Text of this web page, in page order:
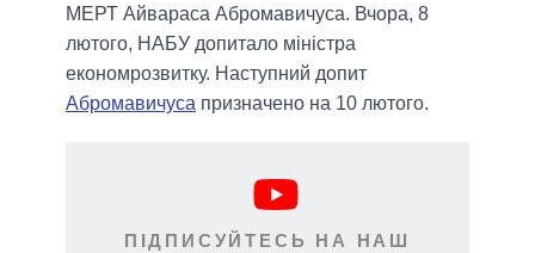
МЕРТ Айвараса Абромавичуса. Вчора, 8
лютого, НАБУ допитало міністра
економрозвитку. Наступний допит
Абромавичуса призначено на 10 лютого.
ПІДПИСУЙТЕСЬ НА НАШ